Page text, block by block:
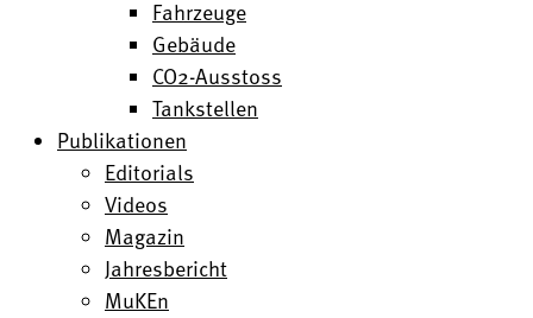
Fahrzeuge
Gebäude
CO2-Ausstoss
Tankstellen
Publikationen
Editorials
Videos
Magazin
Jahresbericht
MuKEn